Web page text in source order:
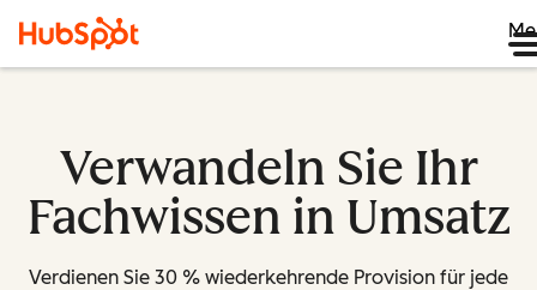
Verwandeln Sie Ihr
Fachwissen in Umsatz
Verdienen Sie 30 % wiederkehrende Provision für jede